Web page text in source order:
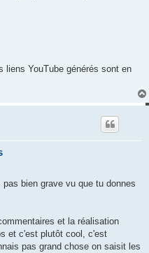
liens YouTube générés sont en
bien grave vu que tu donnes
et la réalisation
et c'est plutôt cool, c'est
pas grand chose on saisit les